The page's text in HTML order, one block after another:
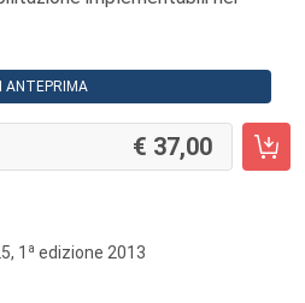
ANTEPRIMA
37,00
1 a edizione 2013